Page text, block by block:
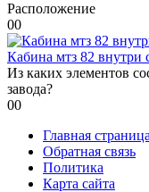
Расположение
00
Кабина мтз 82 внутри
Из каких элементов
завода?
00
Главная страница
Обратная связь
Политика
Карта сайта